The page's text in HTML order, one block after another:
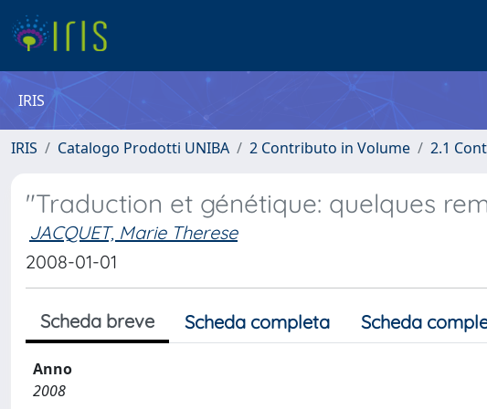
IRIS
IRIS Catalogo Prodotti UNIBA 2 Contributo in Volume 2.1
"Traduction et génétique: quelques
JACQUET, Marie Therese
2008-01-01
Scheda breve Scheda completa Scheda
Anno
2008